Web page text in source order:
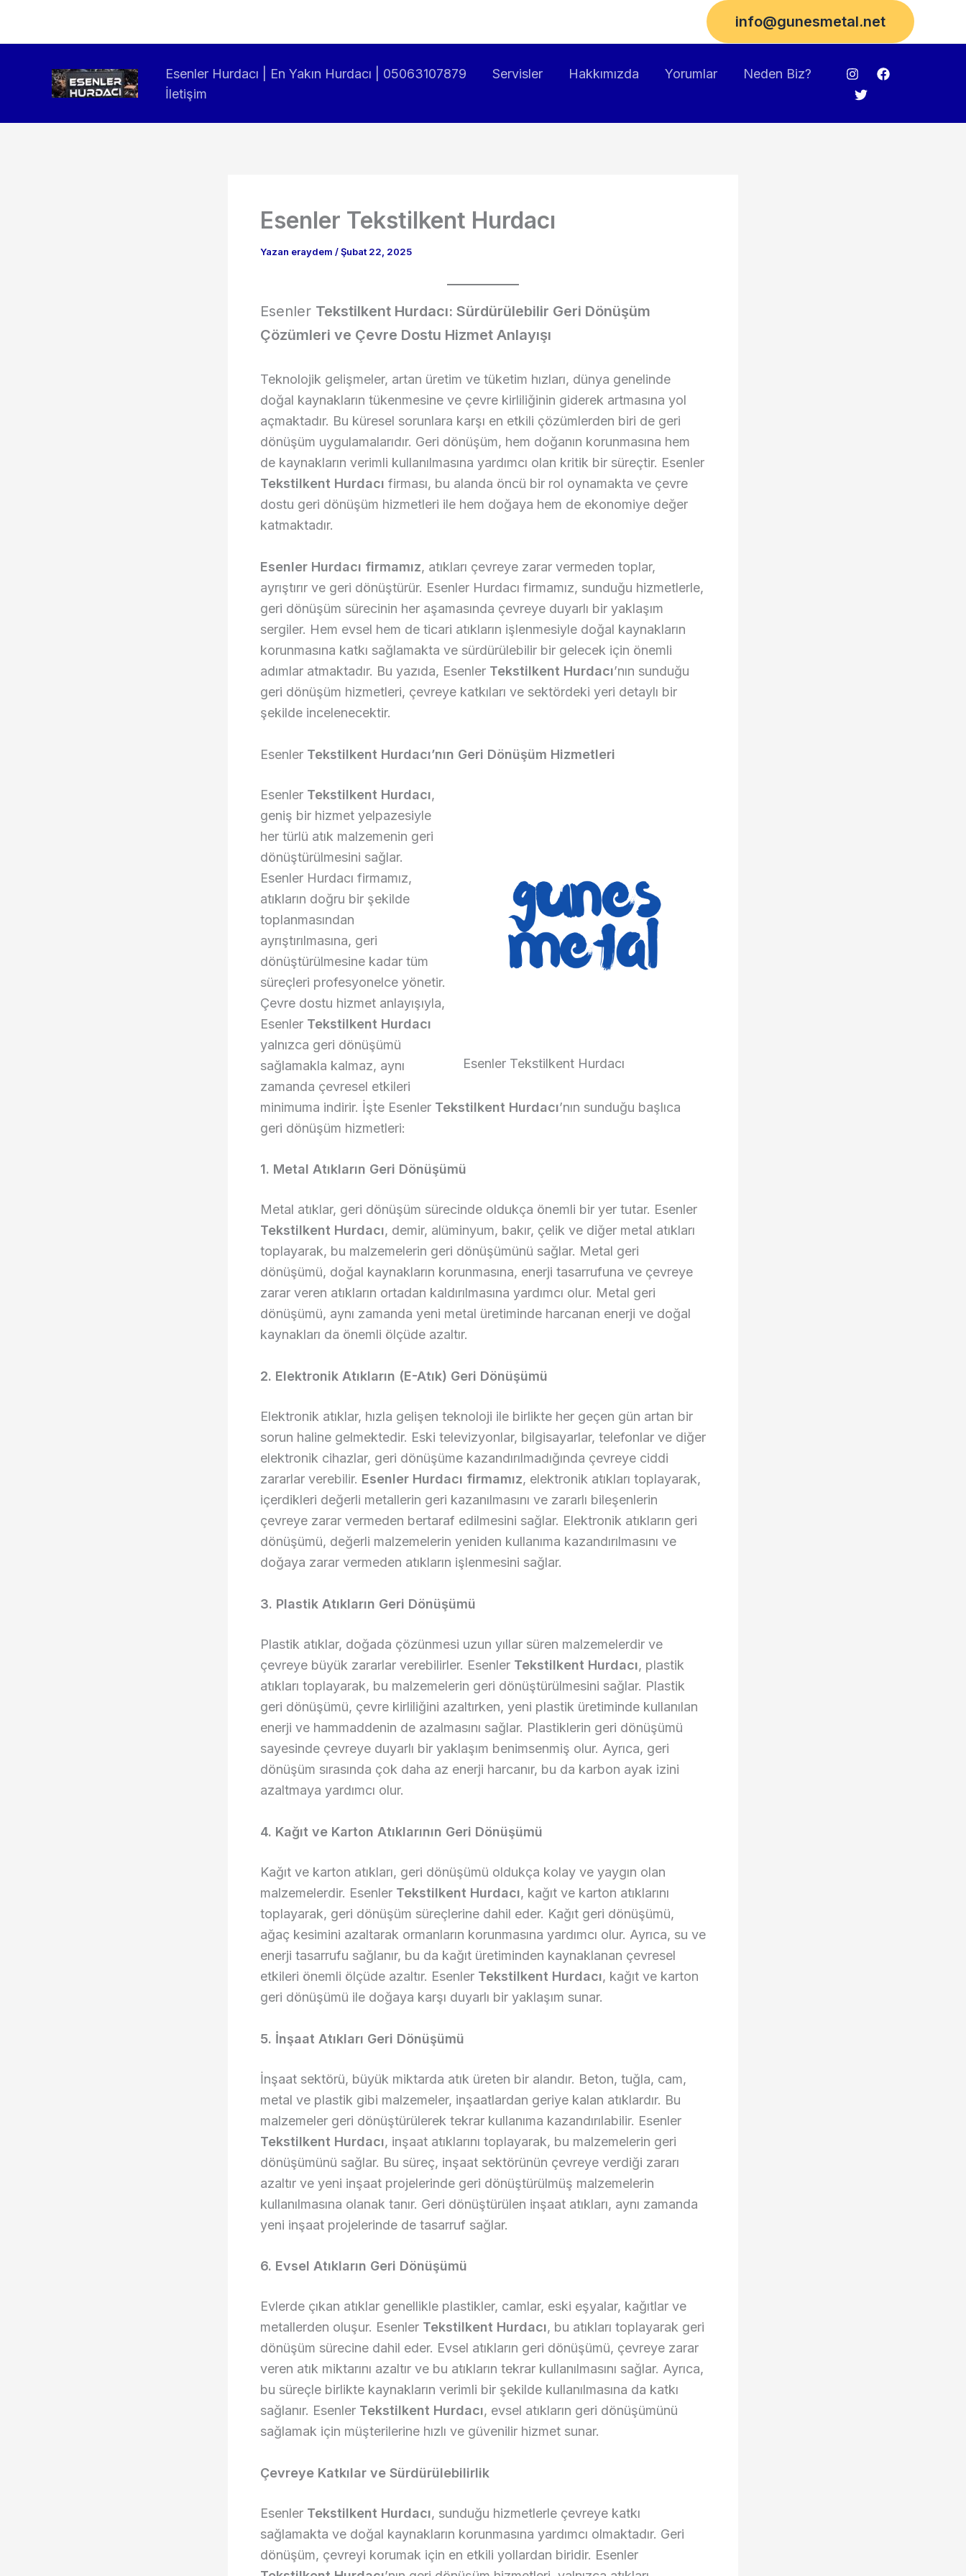
info@gunesmetal.net
Esenler Hurdacı | En Yakın Hurdacı | 05063107879 Servisler Hakkımızda Yorumlar
Neden Biz?
İletişim
Esenler Tekstilkent Hurdacı
Yazan eraydem /Şubat 22, 2025
Esenler Tekstilkent Hurdacı: Sürdürülebilir Geri Dönüşüm
Çözümleri ve Çevre Dostu Hizmet Anlayışı
Teknolojik gelişmeler, artan üretim ve tüketim hızları, dünya genelinde
doğal kaynakların tükenmesine ve çevre kirliliğinin giderek artmasına yol
açmaktadır. Bu küresel sorunlara karşı en etkili çözümlerden biri de geri
dönüşüm uygulamalarıdır. Geri dönüşüm, hem doğanın korunmasına hem
de kaynakların verimli kullanılmasına yardımcı olan kritik bir süreçtir. Esenler
Tekstilkent Hurdacı firması, bu alanda öncü bir rol oynamakta ve çevre
dostu geri dönüşüm hizmetleri ile hem doğaya hem de ekonomiye değer
katmaktadır.
Esenler Hurdacı firmamız, atıkları çevreye zarar vermeden toplar,
ayrıştırır ve geri dönüştürür. Esenler Hurdacı firmamız, sunduğu hizmetlerle,
geri dönüşüm sürecinin her aşamasında çevreye duyarlı bir yaklaşım
sergiler. Hem evsel hem de ticari atıkların işlenmesiyle doğal kaynakların
korunmasına katkı sağlamakta ve sürdürülebilir bir gelecek için önemli
adımlar atmaktadır. Bu yazıda, Esenler Tekstilkent Hurdacı’nın sunduğu
geri dönüşüm hizmetleri, çevreye katkıları ve sektördeki yeri detaylı bir
şekilde incelenecektir.
Esenler Tekstilkent Hurdacı’nın Geri Dönüşüm Hizmetleri
Esenler Tekstilkent Hurdacı
Esenler Tekstilkent Hurdacı,
geniş bir hizmet yelpazesiyle
her türlü atık malzemenin geri
dönüştürülmesini sağlar.
Esenler Hurdacı firmamız,
atıkların doğru bir şekilde
toplanmasından
ayrıştırılmasına, geri
dönüştürülmesine kadar tüm
süreçleri profesyonelce yönetir.
Çevre dostu hizmet anlayışıyla,
Esenler Tekstilkent Hurdacı
yalnızca geri dönüşümü
sağlamakla kalmaz, aynı
zamanda çevresel etkileri
minimuma indirir. İşte Esenler Tekstilkent Hurdacı’nın sunduğu başlıca
geri dönüşüm hizmetleri:
1. Metal Atıkların Geri Dönüşümü
Metal atıklar, geri dönüşüm sürecinde oldukça önemli bir yer tutar. Esenler
Tekstilkent Hurdacı, demir, alüminyum, bakır, çelik ve diğer metal atıkları
toplayarak, bu malzemelerin geri dönüşümünü sağlar. Metal geri
dönüşümü, doğal kaynakların korunmasına, enerji tasarrufuna ve çevreye
zarar veren atıkların ortadan kaldırılmasına yardımcı olur. Metal geri
dönüşümü, aynı zamanda yeni metal üretiminde harcanan enerji ve doğal
kaynakları da önemli ölçüde azaltır.
2. Elektronik Atıkların (E-Atık) Geri Dönüşümü
Elektronik atıklar, hızla gelişen teknoloji ile birlikte her geçen gün artan bir
sorun haline gelmektedir. Eski televizyonlar, bilgisayarlar, telefonlar ve diğer
elektronik cihazlar, geri dönüşüme kazandırılmadığında çevreye ciddi
zararlar verebilir. Esenler Hurdacı firmamız, elektronik atıkları toplayarak,
içerdikleri değerli metallerin geri kazanılmasını ve zararlı bileşenlerin
çevreye zarar vermeden bertaraf edilmesini sağlar. Elektronik atıkların geri
dönüşümü, değerli malzemelerin yeniden kullanıma kazandırılmasını ve
doğaya zarar vermeden atıkların işlenmesini sağlar.
3. Plastik Atıkların Geri Dönüşümü
Plastik atıklar, doğada çözünmesi uzun yıllar süren malzemelerdir ve
çevreye büyük zararlar verebilirler. Esenler Tekstilkent Hurdacı, plastik
atıkları toplayarak, bu malzemelerin geri dönüştürülmesini sağlar. Plastik
geri dönüşümü, çevre kirliliğini azaltırken, yeni plastik üretiminde kullanılan
enerji ve hammaddenin de azalmasını sağlar. Plastiklerin geri dönüşümü
sayesinde çevreye duyarlı bir yaklaşım benimsenmiş olur. Ayrıca, geri
dönüşüm sırasında çok daha az enerji harcanır, bu da karbon ayak izini
azaltmaya yardımcı olur.
4. Kağıt ve Karton Atıklarının Geri Dönüşümü
Kağıt ve karton atıkları, geri dönüşümü oldukça kolay ve yaygın olan
malzemelerdir. Esenler Tekstilkent Hurdacı, kağıt ve karton atıklarını
toplayarak, geri dönüşüm süreçlerine dahil eder. Kağıt geri dönüşümü,
ağaç kesimini azaltarak ormanların korunmasına yardımcı olur. Ayrıca, su ve
enerji tasarrufu sağlanır, bu da kağıt üretiminden kaynaklanan çevresel
etkileri önemli ölçüde azaltır. Esenler Tekstilkent Hurdacı, kağıt ve karton
geri dönüşümü ile doğaya karşı duyarlı bir yaklaşım sunar.
5. İnşaat Atıkları Geri Dönüşümü
İnşaat sektörü, büyük miktarda atık üreten bir alandır. Beton, tuğla, cam,
metal ve plastik gibi malzemeler, inşaatlardan geriye kalan atıklardır. Bu
malzemeler geri dönüştürülerek tekrar kullanıma kazandırılabilir. Esenler
Tekstilkent Hurdacı, inşaat atıklarını toplayarak, bu malzemelerin geri
dönüşümünü sağlar. Bu süreç, inşaat sektörünün çevreye verdiği zararı
azaltır ve yeni inşaat projelerinde geri dönüştürülmüş malzemelerin
kullanılmasına olanak tanır. Geri dönüştürülen inşaat atıkları, aynı zamanda
yeni inşaat projelerinde de tasarruf sağlar.
6. Evsel Atıkların Geri Dönüşümü
Evlerde çıkan atıklar genellikle plastikler, camlar, eski eşyalar, kağıtlar ve
metallerden oluşur. Esenler Tekstilkent Hurdacı, bu atıkları toplayarak geri
dönüşüm sürecine dahil eder. Evsel atıkların geri dönüşümü, çevreye zarar
veren atık miktarını azaltır ve bu atıkların tekrar kullanılmasını sağlar. Ayrıca,
bu süreçle birlikte kaynakların verimli bir şekilde kullanılmasına da katkı
sağlanır. Esenler Tekstilkent Hurdacı, evsel atıkların geri dönüşümünü
sağlamak için müşterilerine hızlı ve güvenilir hizmet sunar.
Çevreye Katkılar ve Sürdürülebilirlik
Esenler Tekstilkent Hurdacı, sunduğu hizmetlerle çevreye katkı
sağlamakta ve doğal kaynakların korunmasına yardımcı olmaktadır. Geri
dönüşüm, çevreyi korumak için en etkili yollardan biridir. Esenler